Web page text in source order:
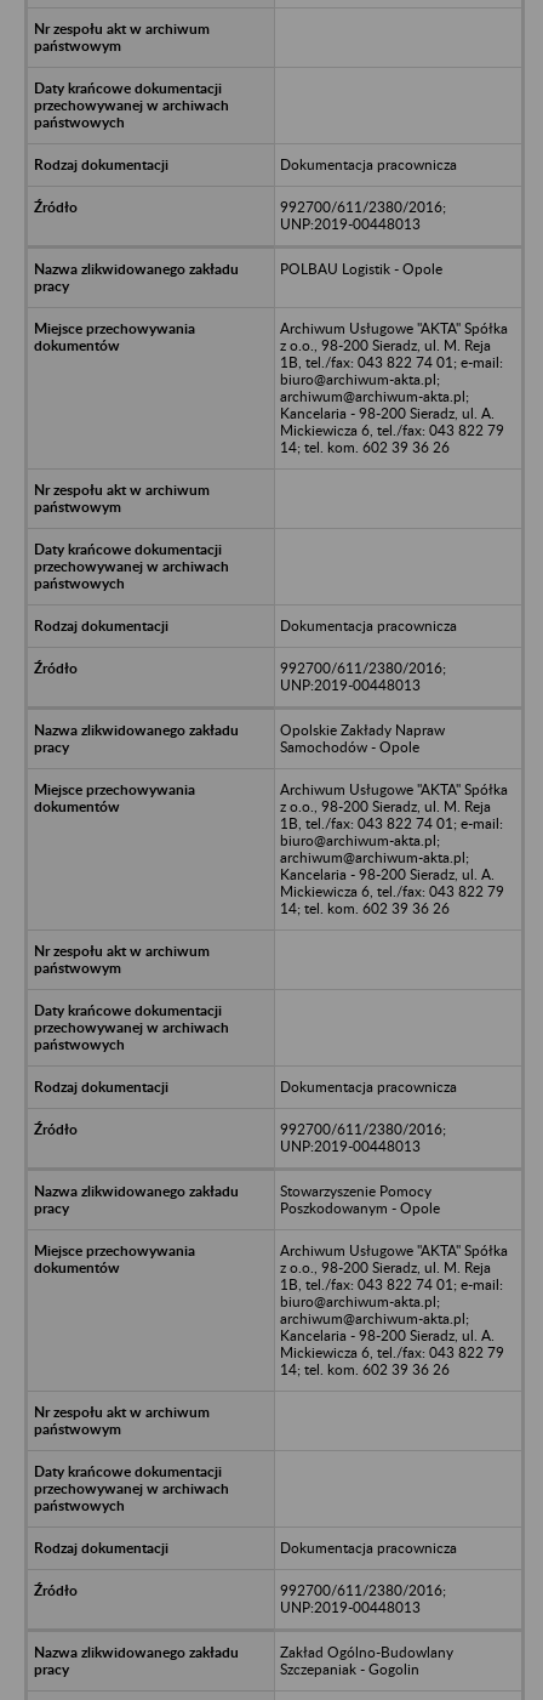
Dokumentacja pracownicza
992700/611/2380/2016;
UNP:2019-00448013
POLBAU Logistik - Opole
Archiwum Usługowe "AKTA" Spółka
z o.o., 98-200 Sieradz, ul. M. Reja
1B, tel./fax: 043 822 74 01; e-mail:
biuro@archiwum-akta.pl;
archiwum@archiwum-akta.pl;
Kancelaria - 98-200 Sieradz, ul. A.
Mickiewicza 6, tel./fax: 043 822 79
14; tel. kom. 602 39 36 26
Dokumentacja pracownicza
992700/611/2380/2016;
UNP:2019-00448013
Opolskie Zakłady Napraw
Samochodów - Opole
Archiwum Usługowe "AKTA" Spółka
z o.o., 98-200 Sieradz, ul. M. Reja
1B, tel./fax: 043 822 74 01; e-mail:
biuro@archiwum-akta.pl;
archiwum@archiwum-akta.pl;
Kancelaria - 98-200 Sieradz, ul. A.
Mickiewicza 6, tel./fax: 043 822 79
14; tel. kom. 602 39 36 26
Dokumentacja pracownicza
992700/611/2380/2016;
UNP:2019-00448013
Stowarzyszenie Pomocy
Poszkodowanym - Opole
Archiwum Usługowe "AKTA" Spółka
z o.o., 98-200 Sieradz, ul. M. Reja
1B, tel./fax: 043 822 74 01; e-mail:
biuro@archiwum-akta.pl;
archiwum@archiwum-akta.pl;
Kancelaria - 98-200 Sieradz, ul. A.
Mickiewicza 6, tel./fax: 043 822 79
14; tel. kom. 602 39 36 26
Dokumentacja pracownicza
992700/611/2380/2016;
UNP:2019-00448013
Zakład Ogólno-Budowlany
Szczepaniak - Gogolin